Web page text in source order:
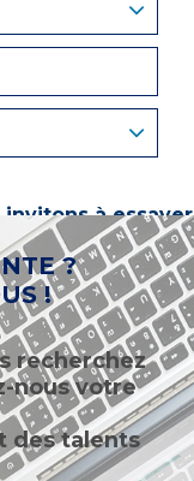
à essayer
un « métier ».
?
!
recherchez
nous votre
des talents